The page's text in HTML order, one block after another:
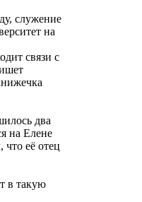
служение
на
связи с
два
на Елене
её отец
в такую